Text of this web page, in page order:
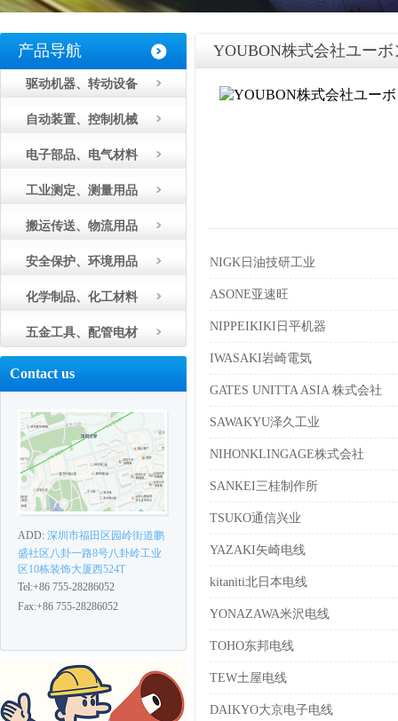
产品导航
驱动机器、转动设备
自动装置、控制机械
电子部品、电气材料
工业测定、测量用品
搬运传送、物流用品
安全保护、环境用品
化学制品、化工材料
五金工具、配管电材
Contact us
ADD: 深圳市福田区园岭街道鹏
盛社区八卦一路8号八卦岭工业
区10栋装饰大厦西524T
Tel:+86 755-28286052
Fax:+86 755-28286052
YOUBON株式会社ユーボ
NIGK日油技研工业
ASONE亚速旺
NIPPEIKIKI日平机器
IWASAKI岩崎電気
GATES UNITTA ASIA 株式会社
SAWAKYU泽久工业
NIHONKLINGAGE株式会社
SANKEI三桂制作所
TSUKO通信兴业
YAZAKI矢崎电线
kitaniti北日本电线
YONAZAWA米沢电线
TOHO东邦电线
TEW土屋电线
DAIKYO大京电子电线